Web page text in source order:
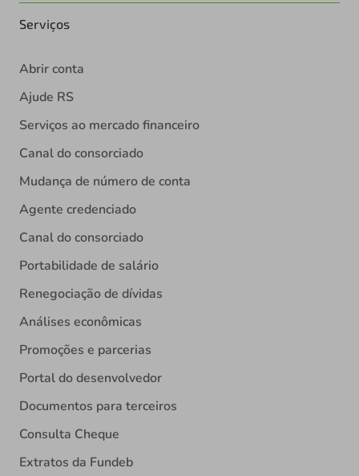
Serviços
Abrir conta
Ajude RS
Serviços ao mercado financeiro
Canal do consorciado
Mudança de número de conta
Agente credenciado
Canal do consorciado
Portabilidade de salário
Renegociação de dívidas
Análises econômicas
Promoções e parcerias
Portal do desenvolvedor
Documentos para terceiros
Consulta Cheque
Extratos da Fundeb